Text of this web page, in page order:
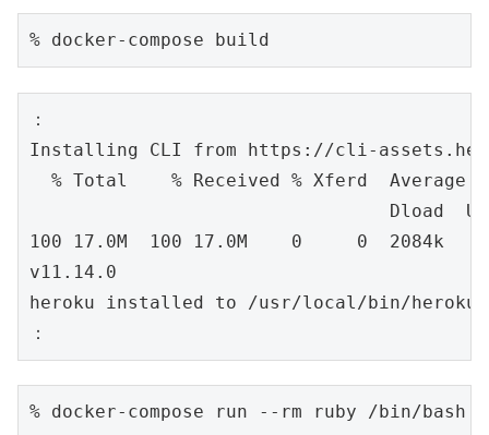
% docker-compose build
：
Installing CLI from https://cli-
% Total    % Received % Xferd  Average
Dload
100 17.0M  100 17.0M    0     0  2084k
v11.14.0
heroku installed to /usr/local/bin/heroku
：
% docker-compose run --rm ruby /bin/bash